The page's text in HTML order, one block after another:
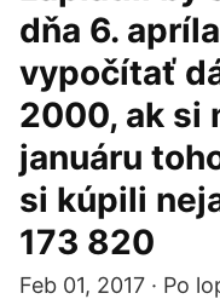
dňa 6.
vypočítať
2000, ak si
januáru
si kúpili
173 820
Feb 01, 2017 · Po